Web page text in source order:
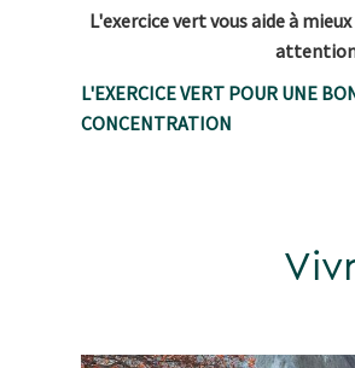
L'exercice vert vous aide à
L'EXERCICE VERT POUR UNE
CONCENTRATION